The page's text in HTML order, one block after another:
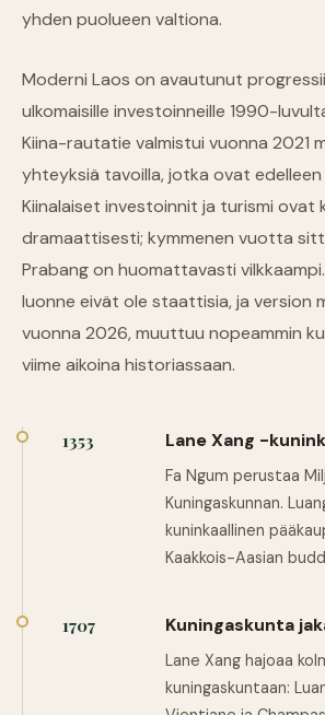
yhden puolueen valtiona.
Moderni Laos on avautunut
ulkomaisille investoinneille 1990-
Kiina-rautatie valmistui vuonna 2021
yhteyksiä tavoilla, jotka ovat edelleen
Kiinalaiset investoinnit ja turismi ovat
dramaattisesti; kymmenen vuotta
Prabang on huomattavasti vilkkaampi.
luonne eivät ole staattisia, ja version
vuonna 2026, muuttuu nopeammin
viime aikoina historiassaan.
1353 Lane Xang -
Fa Ngum perustaa
Kuningaskunnan.
kuninkaallinen
Kaakkois-Aasian
1707 Kuningaskunta
Lane Xang hajoaa
kuningaskuntaan: